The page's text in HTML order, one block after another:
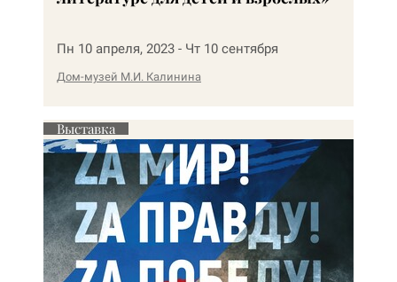
Пн 10 апреля, 2023 - Чт 10 сентября
Дом-музей М.И. Калинина
Выставка